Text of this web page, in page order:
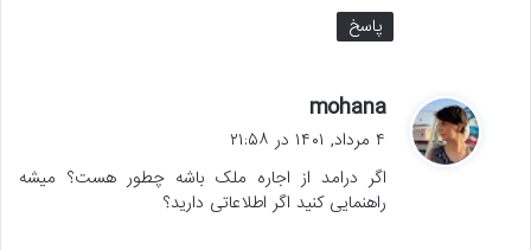
پاسخ
mohana
ف
:
۴ مرداد, ۱۴۰۱ در ۲۱:۵۸
اگر درامد از اجاره ملک باشه چطور هست؟ میشه
راهنمایی کنید اگر اطلاعاتی دارید؟